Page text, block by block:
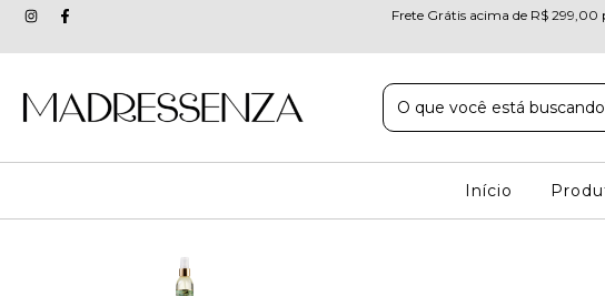
Frete Grátis acima de R$
Início